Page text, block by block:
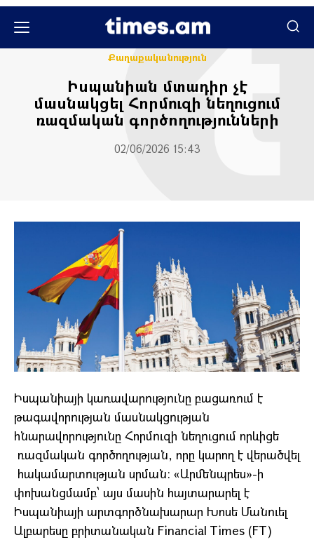
Քաղաքականություն
Իսպանիան մտադիր չէ
մասնակցել Հորմուզի նեղուցում
ռազմական գործողությունների
02/06/2026 15:43
Իսպանիայի կառավարությունը բացառում է
թագավորության մասնակցության
հնարավորությունը Հորմուզի նեղուցում որևիցե
ռազմական գործողության, որը կարող է վերածվել
հակամարտության սրման: «Արմենպրես»-ի
փոխանցմամբ՝ այս մասին հայտարարել է
Իսպանիայի արտգործնախարար Խոսե Մանուել
Ալբարեսը բրիտանական Financial Times (FT)